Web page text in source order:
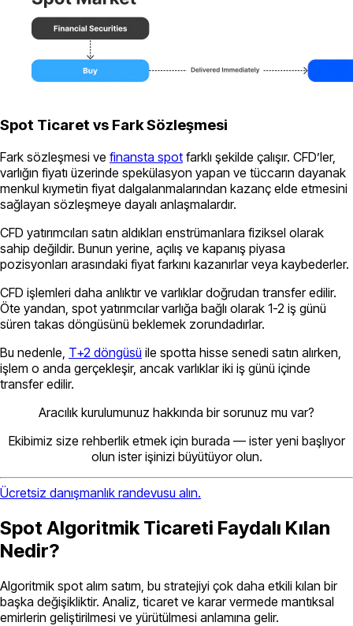
Spot Ticaret vs Fark Sözleşmesi
Fark sözleşmesi ve finansta spot farklı şekilde çalışır. CFD’ler,
varlığın fiyatı üzerinde spekülasyon yapan ve tüccarın dayanak
menkul kıymetin fiyat dalgalanmalarından kazanç elde etmesini
sağlayan sözleşmeye dayalı anlaşmalardır.
CFD yatırımcıları satın aldıkları enstrümanlara fiziksel olarak
sahip değildir. Bunun yerine, açılış ve kapanış piyasa
pozisyonları arasındaki fiyat farkını kazanırlar veya kaybederler.
CFD işlemleri daha anlıktır ve varlıklar doğrudan transfer edilir.
Öte yandan, spot yatırımcılarvarlığa bağlı olarak 1-2 iş günü
süren takas döngüsünü beklemek zorundadırlar.
Bu nedenle, T+2 döngüsü ile spotta hisse senedi satın alırken,
işlem o anda gerçekleşir, ancak varlıklar iki iş günü içinde
transfer edilir.
Aracılık kurulumunuz hakkında bir sorunuz mu var?
Ekibimiz size rehberlik etmek için burada — ister yeni başlıyor
olun ister işinizi büyütüyor olun.
Ücretsiz danışmanlık randevusu alın.
Spot Algoritmik Ticareti Faydalı Kılan
Nedir?
Algoritmik spot alım satım, bu stratejiyi çok daha etkili kılan bir
başka değişikliktir. Analiz, ticaret ve karar vermede mantıksal
emirlerin geliştirilmesi ve yürütülmesi anlamına gelir.